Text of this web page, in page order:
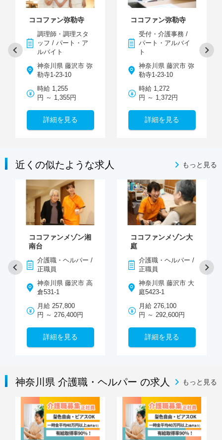
ココファン弥勒寺
調理師・調理スタ
ッフ / パート・ア
ルバイト
神奈川県 藤沢市 弥
勒寺1-23-10
時給 1,255
円 ～ 1,355円
詳細を見る
ココファン弥勒寺
受付・介護事務 /
パート・アルバイ
ト
神奈川県 藤沢市 弥
勒寺1-23-10
時給 1,272
円 ～ 1,372円
詳細を見る
近くの似たような求人 もっと見る
ココファンメゾン湘
南台
介護職・ヘルパー /
正職員
神奈川県 藤沢市 高
倉531-1
月給 257,800
円 ～ 276,400円
詳細を見る
ココファンメゾン大
庭
介護職・ヘルパー /
正職員
神奈川県 藤沢市 大
庭5423-1
月給 276,100
円 ～ 292,600円
詳細を見る
神奈川県 介護職・ヘルパー の求人 もっと見る